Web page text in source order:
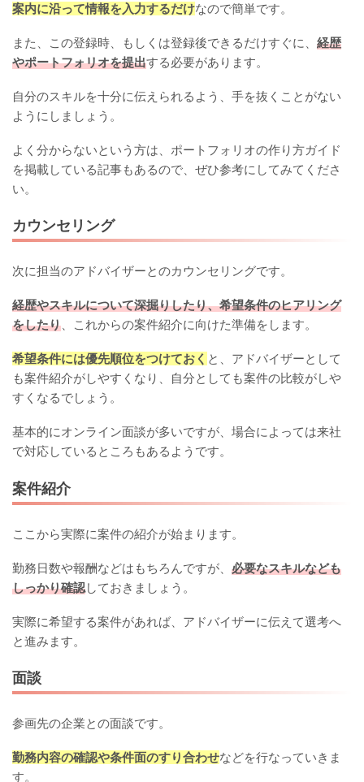
案内に沿って情報を入力するだけなので簡単です。
また、この登録時、もしくは登録後できるだけすぐに、 経歴
やポートフォリオを提出する必要があります。
自分のスキルを十分に伝えられるよう、手を抜くことがない
ようにしましょう。
よく分からないという方は、ポートフォリオの作り方ガイド
を掲載している記事もあるので、ぜひ参考にしてみてくださ
い。
カウンセリング
次に担当のアドバイザーとのカウンセリングです。
経歴やスキルについて深掘りしたり、希望条件のヒアリング
をしたり 、これからの案件紹介に向けた準備をします。
希望条件には優先順位をつけておく と、アドバイザーとして
も案件紹介がしやすくなり、自分としても案件の比較がしや
すくなるでしょう。
基本的にオンライン面談が多いですが、場合によっては来社
で対応しているところもあるようです。
案件紹介
ここから実際に案件の紹介が始まります。
勤務日数や報酬などはもちろんですが、 必要なスキルなども
しっかり確認しておきましょう。
実際に希望する案件があれば、アドバイザーに伝えて選考へ
と進みます。
面談
参画先の企業との面談です。
勤務内容の確認や条件面のすり合わせなどを行なっていきま
す。